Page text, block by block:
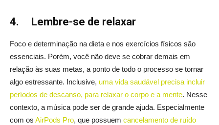
4. Lembre-se de relaxar
Foco e determinação na dieta e nos exercícios físicos são
essenciais. Porém, você não deve se cobrar demais em
relação às suas metas, a ponto de todo o processo se tornar
algo estressante. Inclusive, uma vida saudável precisa incluir
períodos de descanso, para relaxar o corpo e a mente. Nesse
contexto, a música pode ser de grande ajuda. Especialmente
com os AirPods Pro, que possuem cancelamento de ruído